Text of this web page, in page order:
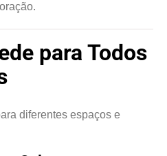
para Todos
diferentes espaços e